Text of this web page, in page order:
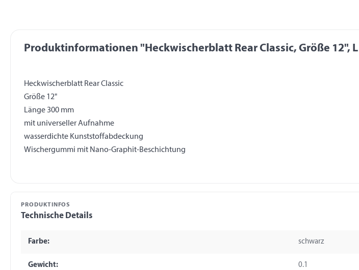
Produktinformationen "Heckwischerblatt Rear Classic, Größe 12",
Heckwischerblatt Rear Classic
Größe 12"
Länge 300 mm
mit universeller Aufnahme
wasserdichte Kunststoffabdeckung
PRODUKTINFOS
Technische Details
Farbe: schwarz
Gewicht: 0.1